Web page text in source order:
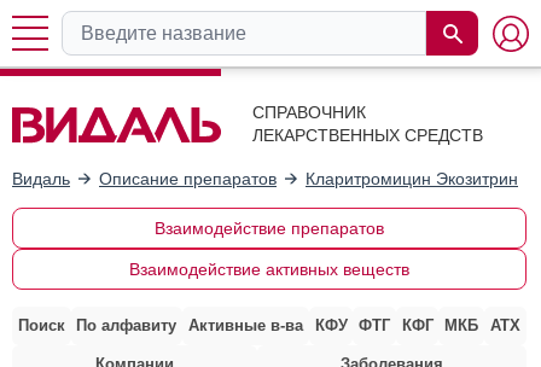
СПРАВОЧНИК
ЛЕКАРСТВЕННЫХ СРЕДСТВ
Видаль Описание препаратов Кларитромицин Экозитрин
Взаимодействие препаратов
Взаимодействие активных веществ
Поиск По алфавиту Активные в-ва КФУ ФТГ КФГ МКБ АТХ